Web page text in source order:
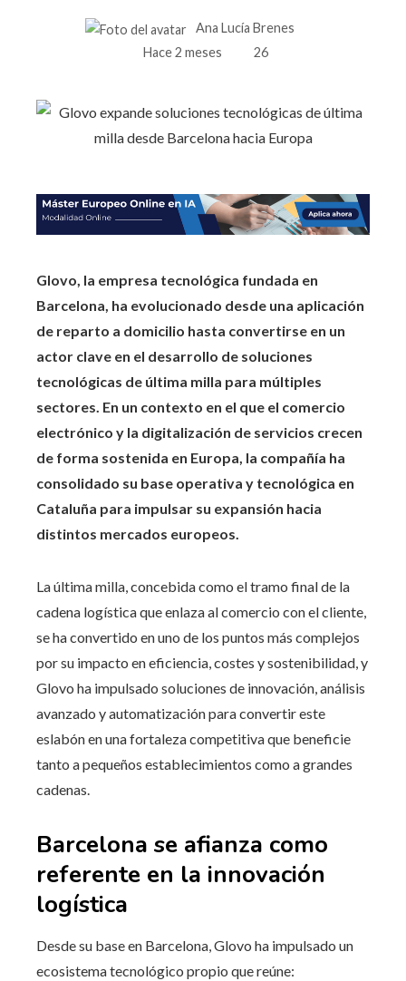
Ana Lucía Brenes
Hace 2 meses
26
Glovo, la empresa tecnológica fundada en
Barcelona, ha evolucionado desde una aplicación
de reparto a domicilio hasta convertirse en un
actor clave en el desarrollo de soluciones
tecnológicas de última milla para múltiples
sectores. En un contexto en el que el comercio
electrónico y la digitalización de servicios crecen
de forma sostenida en Europa, la compañía ha
consolidado su base operativa y tecnológica en
Cataluña para impulsar su expansión hacia
distintos mercados europeos.
La última milla, concebida como el tramo final de la
cadena logística que enlaza al comercio con el cliente,
se ha convertido en uno de los puntos más complejos
por su impacto en eficiencia, costes y sostenibilidad, y
Glovo ha impulsado soluciones de innovación, análisis
avanzado y automatización para convertir este
eslabón en una fortaleza competitiva que beneficie
tanto a pequeños establecimientos como a grandes
cadenas.
Barcelona se afianza como
referente en la innovación
logística
Desde su base en Barcelona, Glovo ha impulsado un
ecosistema tecnológico propio que reúne: